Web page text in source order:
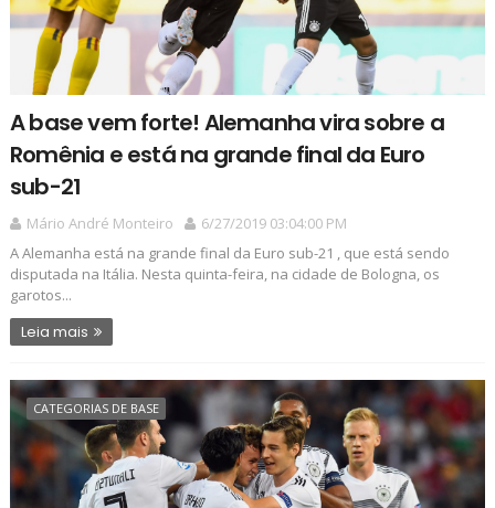
A base vem forte! Alemanha vira sobre a
Romênia e está na grande final da Euro
sub-21
Mário André Monteiro
6/27/2019 03:04:00 PM
A Alemanha está na grande final da Euro sub-21 , que está sendo
disputada na Itália. Nesta quinta-feira, na cidade de Bologna, os
garotos...
Leia mais
CATEGORIAS DE BASE